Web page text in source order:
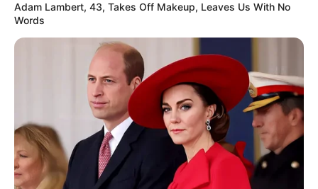
Adam Lambert, 43, Takes Off Makeup, Leaves Us With No
Words